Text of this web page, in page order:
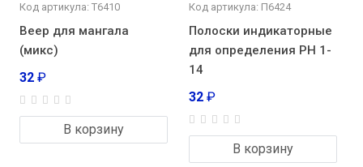
Код артикула: Т6410
Веер для мангала
(микс)
32 ₽
В корзину
Код артикула: П6424
Полоски индикаторные
для определения РН 1-
14
32 ₽
В корзину